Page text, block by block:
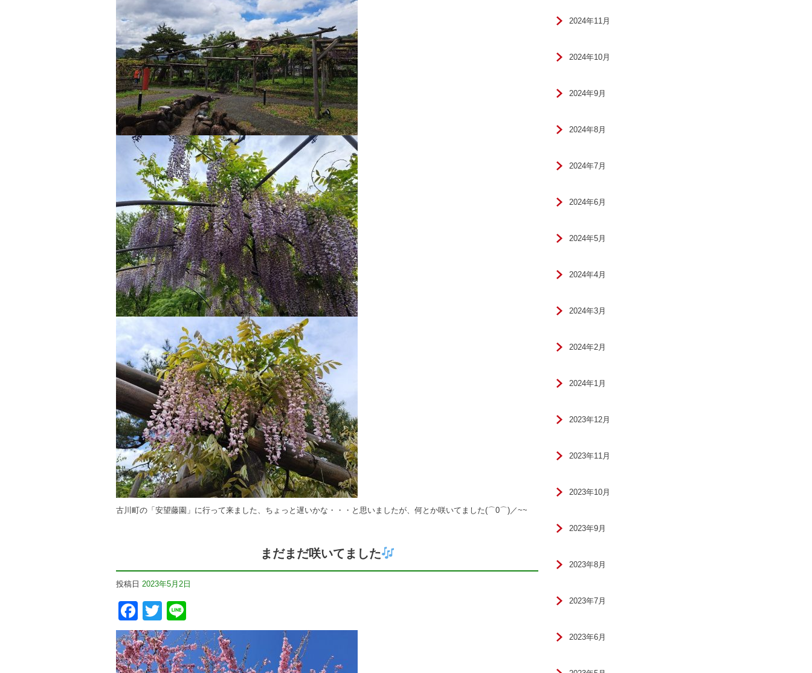
古川町の「安望藤園」に行って来ました、ちょっと遅いかな・・・と思いましたが、何とか咲いてました(⌒0⌒)／~~
まだまだ咲いてました
投稿日 2023年5月2日
Facebook
Twitter
2024年11月
2024年10月
2024年9月
2024年8月
2024年7月
2024年6月
2024年5月
2024年4月
2024年3月
2024年2月
2024年1月
2023年12月
2023年11月
2023年10月
2023年9月
2023年8月
2023年7月
2023年6月